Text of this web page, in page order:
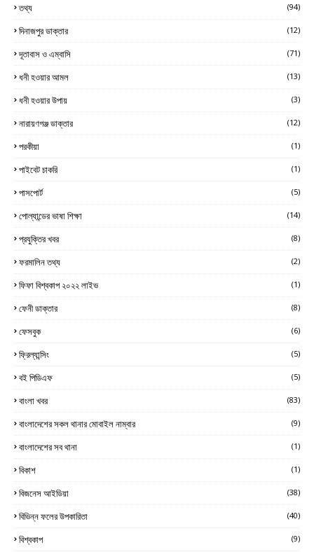
তথ্য (94)
দিনাজপুর ডাক্তার (12)
দূতাবাস ও এম্বাসি (71)
ধনী হওয়ার আমল (13)
ধনী হওয়ার উপায় (3)
নারায়ণগঞ্জ ডাক্তার (12)
পরকীয়া (1)
পাইবেট চাকরি (1)
পাসপোর্ট (5)
পোল্যান্ডের ভাষা শিক্ষা (14)
প্রযুক্তির খবর (8)
ফরমালিন তথ্য (2)
ফিফা বিশ্বকাপ ২০২২ লাইভ (1)
ফেনী ডাক্তার (8)
ফেসবুক (6)
ফ্রিল্যান্সিং (5)
বই পিডিএফ (5)
বাংলা খবর (83)
বাংলাদেশের সকল থানার মোবাইল নাম্বার (9)
বাংলাদেশের সব থানা (1)
বিকাশ (1)
বিজনেস আইডিয়া (38)
বিভিন্ন ফলের উপকারিতা (40)
বিশ্বকাপ (9)